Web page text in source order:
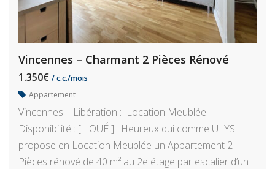
Vincennes – Charmant 2 Pièces Rénové
1.350€ / c.c./mois
Appartement
Vincennes – Libération : Location Meublée –
Disponibilité : [ LOUÉ ]. Heureux qui comme ULYS
propose en Location Meublée un Appartement 2
Pièces rénové de 40 m² au 2e étage par escalier d’un